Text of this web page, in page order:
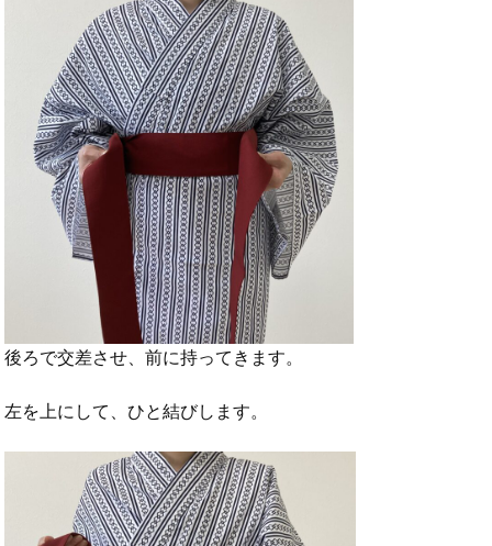
後ろで交差させ、前に持ってきます。
左を上にして、ひと結びします。